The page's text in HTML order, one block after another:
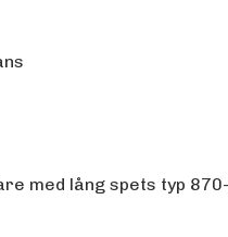
med lång spets typ